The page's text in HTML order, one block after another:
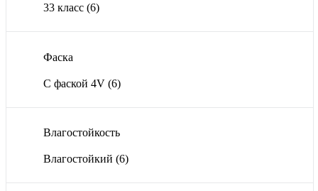
33 класс (6)
Фаска
С фаской 4V (6)
Влагостойкость
Влагостойкий (6)